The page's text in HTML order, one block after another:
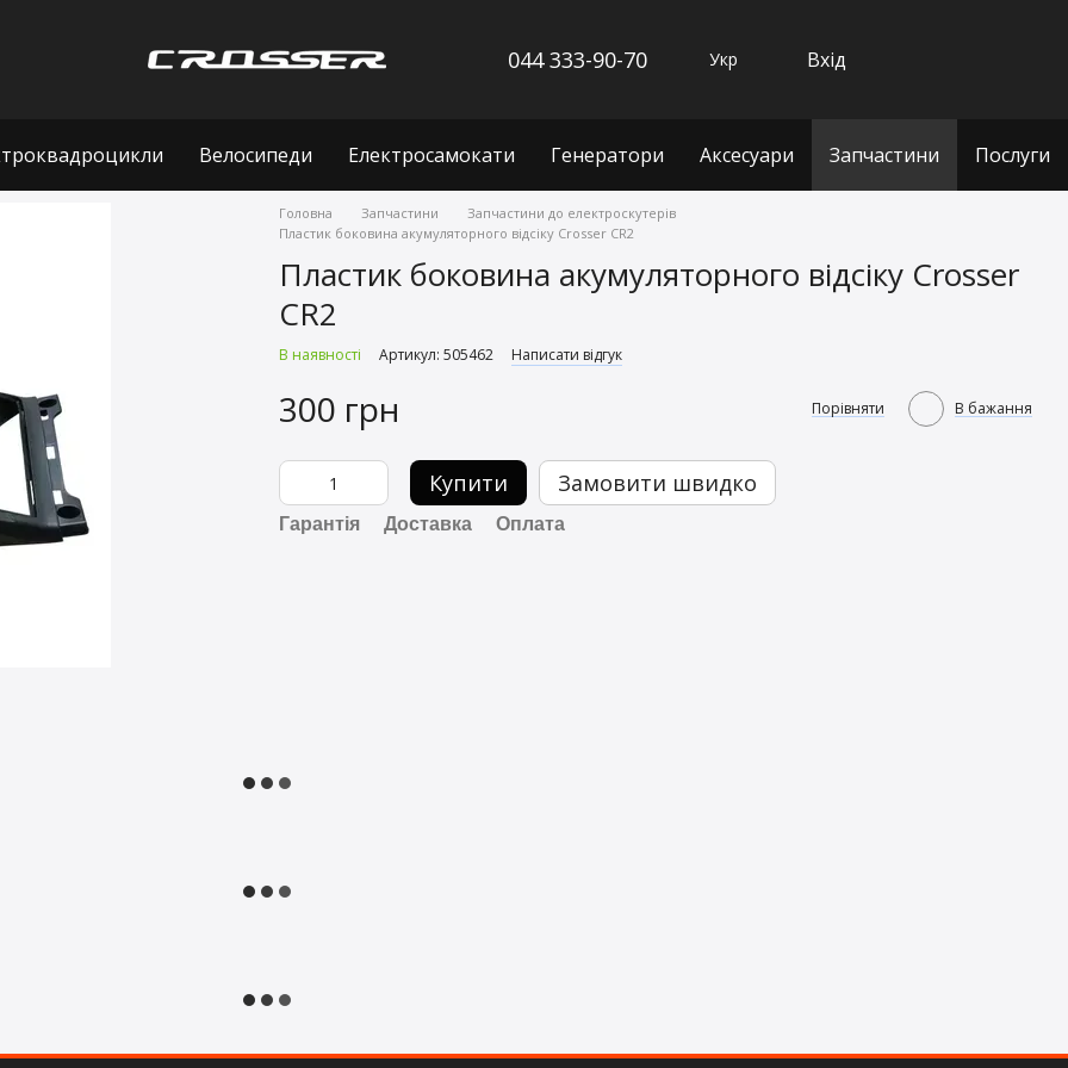
044 333-90-70 Укр Вхід
Велосипеди Електросамокати Генератори Аксесуари Запчастини Послуги
Головна Запчастини
Запчастини до електроскутерів
Пластик боковина акумуляторного відсіку Crosser CR2
Пластик боковина акумуляторного відсіку Crosser
CR2
В наявності Артикул: 505462 Написати відгук
300 грн Порівняти В бажання
Купити Замовити швидко
Гарантія Доставка Оплата